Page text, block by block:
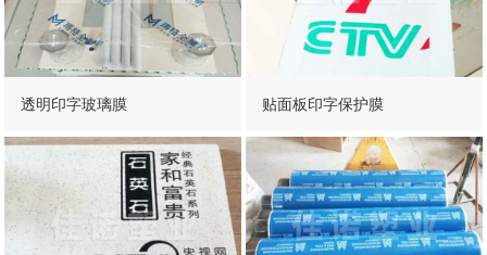
透明印字玻璃膜 贴面板印字保护膜